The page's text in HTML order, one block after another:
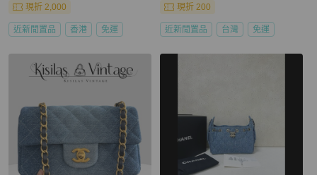
現折 2,000
近新閒置品 香港 免運
現折 200
近新閒置品 台灣 免運